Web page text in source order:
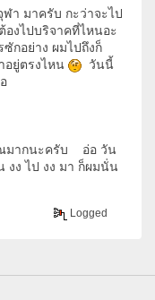
มาครับ กะว่าจะไป
งไปบริจาคที่ไหนอะ
กอย่าง ผมไปถึงก็
อยู่ตรงไหน
วันนี้
ณมากนะครับ อ่อ วัน
งง ไป งง มา ก็ผมนั่น
Logged